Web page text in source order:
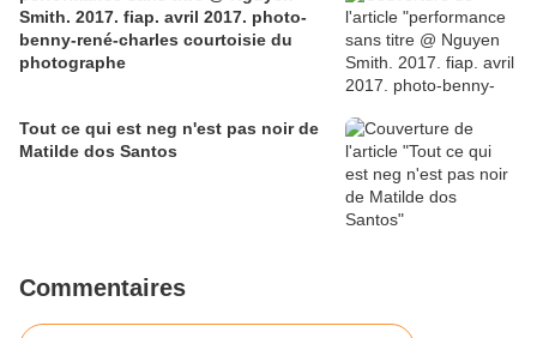
Smith. 2017. fiap. avril 2017. photo-
benny-rené-charles courtoisie du
photographe
Tout ce qui est neg n'est pas noir de
Matilde dos Santos
Commentaires